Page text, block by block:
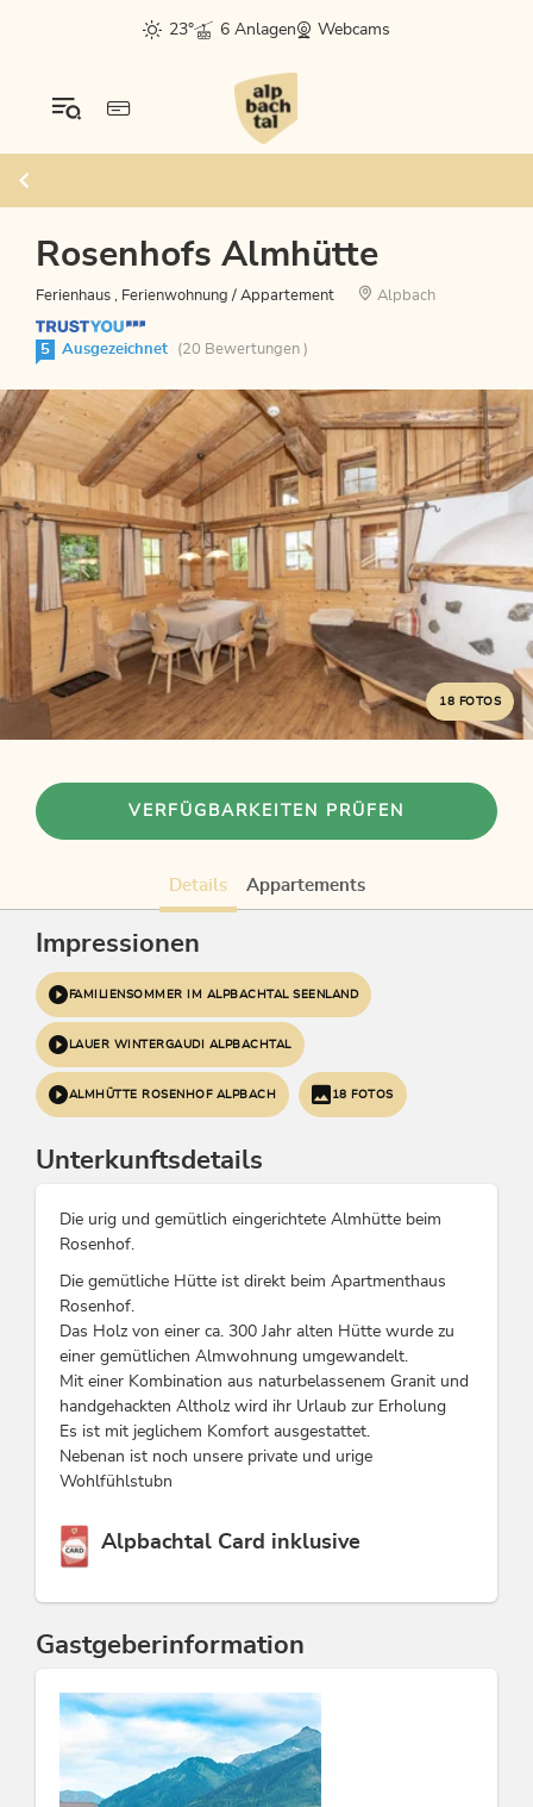
23° 6 Anlagen Webcams
Rosenhofs Almhütte
Ferienhaus , Ferienwohnung / Appartement Alpbach
5 Ausgezeichnet (20 Bewertungen )
18 FOTOS
VERFÜGBARKEITEN PRÜFEN
Details Appartements
Impressionen
FAMILIENSOMMER IM ALPBACHTAL SEENLAND
LAUER WINTERGAUDI ALPBACHTAL
ALMHÜTTE ROSENHOF ALPBACH 18 FOTOS
Unterkunftsdetails
Die urig und gemütlich eingerichtete Almhütte beim
Rosenhof.
Die gemütliche Hütte ist direkt beim Apartmenthaus
Rosenhof.
Das Holz von einer ca. 300 Jahr alten Hütte wurde zu
einer gemütlichen Almwohnung umgewandelt.
Mit einer Kombination aus naturbelassenem Granit und
handgehackten Altholz wird ihr Urlaub zur Erholung
Es ist mit jeglichem Komfort ausgestattet.
Nebenan ist noch unsere private und urige
Wohlfühlstubn
Diese Unterkunft ist Mitglied von
Alpbachtal Card inklusive
Gastgeberinformation